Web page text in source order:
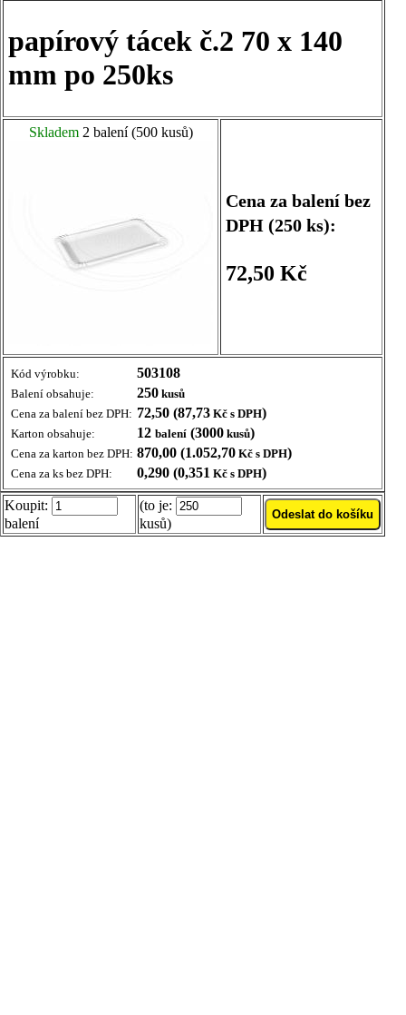
papírový tácek č.2 70 x 140
mm po 250ks
Skladem2 balení (500 kusů)
Cena za balení bez
DPH (250 ks):
72,50 Kč
Kód výrobku: 503108
Balení obsahuje: 250 kusů
Cena za balení bez DPH: 72,50 (87,73 Kč s DPH)
Karton obsahuje: 12 balení (3000 kusů)
Cena za karton bez DPH: 870,00 (1.052,70 Kč s DPH)
Cena za ks bez DPH: 0,290 (0,351 Kč s DPH)
Koupit:
balení
(to je:
kusů)